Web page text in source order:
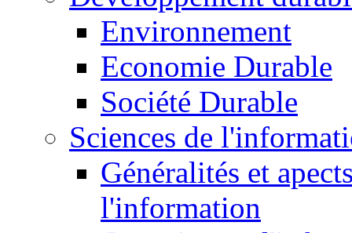
Environnement
Economie Durable
Société Durable
Sciences de
Généralités et
l'information